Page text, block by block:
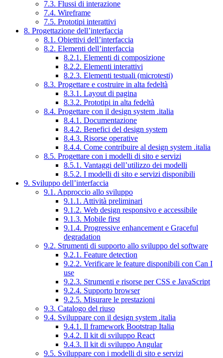
7.3. Flussi di interazione
7.4. Wireframe
7.5. Prototipi interattivi
8. Progettazione dell’interfaccia
8.1. Obiettivi dell’interfaccia
8.2. Elementi dell’interfaccia
8.2.1. Elementi di composizione
8.2.2. Elementi interattivi
8.2.3. Elementi testuali (microtesti)
8.3. Progettare e costruire in alta fedeltà
8.3.1. Layout di pagina
8.3.2. Prototipi in alta fedeltà
8.4. Progettare con il design system .italia
8.4.1. Documentazione
8.4.2. Benefici del design system
8.4.3. Risorse operative
8.4.4. Come contribuire al design system .italia
8.5. Progettare con i modelli di sito e servizi
8.5.1. Vantaggi dell’utilizzo dei modelli
8.5.2. I modelli di sito e servizi disponibili
9. Sviluppo dell’interfaccia
9.1. Approccio allo sviluppo
9.1.1. Attività preliminari
9.1.2. Web design responsivo e accessibile
9.1.3. Mobile first
9.1.4. Progressive enhancement e Graceful
degradation
9.2. Strumenti di supporto allo sviluppo del software
9.2.1. Feature detection
9.2.2. Verificare le feature disponibili con Can I
use
9.2.3. Strumenti e risorse per CSS e JavaScript
9.2.4. Supporto browser
9.2.5. Misurare le prestazioni
9.3. Catalogo del riuso
9.4. Sviluppare con il design system .italia
9.4.1. Il framework Bootstrap Italia
9.4.2. Il kit di sviluppo React
9.4.3. Il kit di sviluppo Angular
9.5. Sviluppare con i modelli di sito e servizi